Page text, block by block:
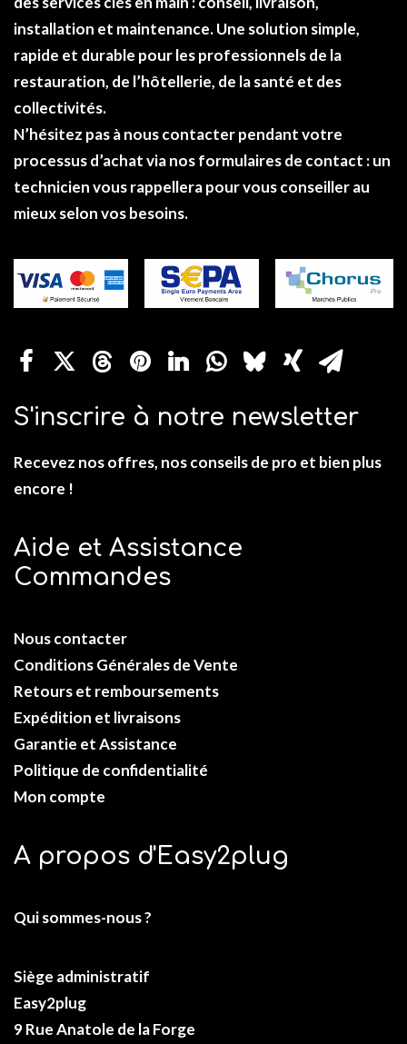
installation et maintenance. Une solution simple,
rapide et durable pour les professionnels de la
restauration, de l’hôtellerie, de la santé et des
collectivités.
N’hésitez pas à nous contacter pendant votre
processus d’achat via nos formulaires de contact : un
technicien vous rappellera pour vous conseiller au
mieux selon vos besoins.
S'inscrire à notre newsletter
Recevez nos offres, nos conseils de pro et bien plus
encore !
Aide et Assistance
Commandes
Nous contacter
Conditions Générales de Vente
Retours et remboursements
Expédition et livraisons
Garantie et Assistance
Politique de confidentialité
Mon compte
A propos d'Easy2plug
Qui sommes-nous ?
Siège administratif
Easy2plug
9 Rue Anatole de la Forge